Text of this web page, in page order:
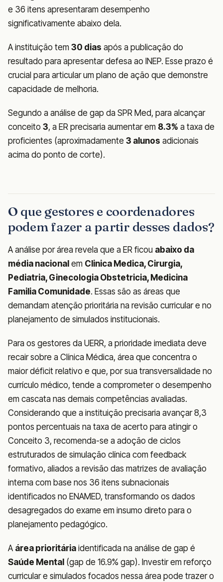
e 36 itens apresentaram desempenho
significativamente abaixo dela.
A instituição tem 30 dias após a publicação do
resultado para apresentar defesa ao INEP. Esse prazo é
crucial para articular um plano de ação que demonstre
capacidade de melhoria.
Segundo a análise de gap da SPR Med, para alcançar
conceito 3, a ER precisaria aumentar em 8.3% a taxa de
proficientes (aproximadamente 3 alunos adicionais
acima do ponto de corte).
O que gestores e coordenadores
podem fazer a partir desses dados?
A análise por área revela que a ER ficou abaixo da
média nacional em Clinica Medica, Cirurgia,
Pediatria, Ginecologia Obstetricia, Medicina
Familia Comunidade. Essas são as áreas que
demandam atenção prioritária na revisão curricular e no
planejamento de simulados institucionais.
Para os gestores da UERR, a prioridade imediata deve
recair sobre a Clínica Médica, área que concentra o
maior déficit relativo e que, por sua transversalidade no
currículo médico, tende a comprometer o desempenho
em cascata nas demais competências avaliadas.
Considerando que a instituição precisaria avançar 8,3
pontos percentuais na taxa de acerto para atingir o
Conceito 3, recomenda-se a adoção de ciclos
estruturados de simulação clínica com feedback
formativo, aliados a revisão das matrizes de avaliação
interna com base nos 36 itens subnacionais
identificados no ENAMED, transformando os dados
desagregados do exame em insumo direto para o
planejamento pedagógico.
A área prioritária identificada na análise de gap é
Saúde Mental (gap de 16.9% gap). Investir em reforço
curricular e simulados focados nessa área pode trazer o